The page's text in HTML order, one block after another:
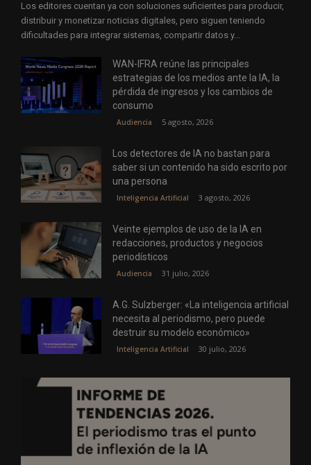
Los editores cuentan ya con soluciones suficientes para producir,
distribuir y monetizar noticias digitales, pero siguen teniendo
dificultades para integrar sistemas, compartir datos y...
WAN-IFRA reúne las principales
estrategias de los medios ante la IA, la
pérdida de ingresos y los cambios de
consumo
Audiencia 5 agosto, 2026
Los detectores de IA no bastan para
saber si un contenido ha sido escrito por
una persona
Inteligencia Artificial 3 agosto, 2026
Veinte ejemplos de uso de la IA en
redacciones, productos y negocios
periodísticos
Audiencia 31 julio, 2026
A.G. Sulzberger: «La inteligencia artificial
necesita al periodismo, pero puede
destruir su modelo económico»
Inteligencia Artificial 30 julio, 2026